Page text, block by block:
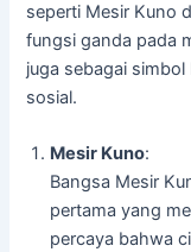
seperti Mesir Kuno
fungsi ganda pada
juga sebagai
sosial.
Mesir Kuno:
Bangsa Mesir
pertama yang
percaya bahwa